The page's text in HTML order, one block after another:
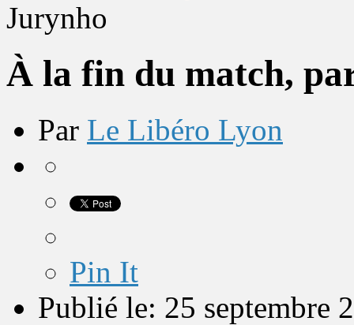
Jurynho
À la fin du match,
Par Le Libéro Lyon
Pin It
Publié le: 25 septembre